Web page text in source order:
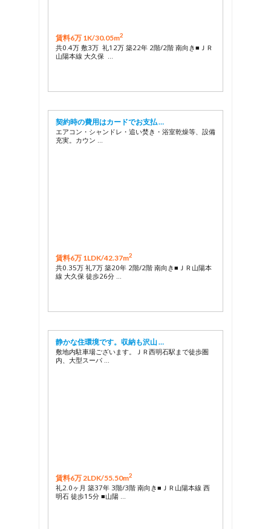
賃料6万 1K/30.05m2
共0.4万 敷3万 礼12万 築22年 2階/2階 南向き■ＪＲ
山陽本線 大久保 …
契約時の費用はカードでお支払 …
エアコン・シャンドレ・追い焚き・浴室乾燥等、設備
充実。カウン …
賃料6万 1LDK/42.37m2
共0.35万 礼7万 築20年 2階/2階 南向き■ＪＲ山陽本
線 大久保 徒歩26分 …
静かな住環境です。収納も沢山 …
敷地内駐車場ございます。ＪＲ西明石駅まで徒歩圏
内、大型スーパ …
賃料6万 2LDK/55.50m2
礼2.0ヶ月 築37年 3階/3階 南向き■ＪＲ山陽本線 西
明石 徒歩15分 ■山陽 …